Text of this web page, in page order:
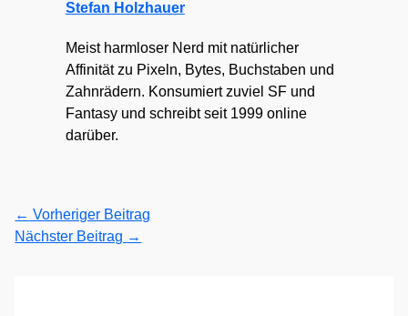
Stefan Holzhauer
Meist harmloser Nerd mit natürlicher
Affinität zu Pixeln, Bytes, Buchstaben und
Zahnrädern. Konsumiert zuviel SF und
Fantasy und schreibt seit 1999 online
darüber.
← Vorheriger Beitrag
Nächster Beitrag →